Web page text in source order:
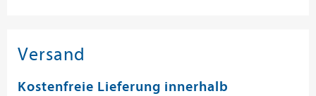
Versand
Kostenfreie Lieferung innerhalb